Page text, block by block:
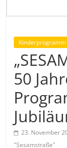
Kinderprogramm
50
23. November
"Sesamstraße"